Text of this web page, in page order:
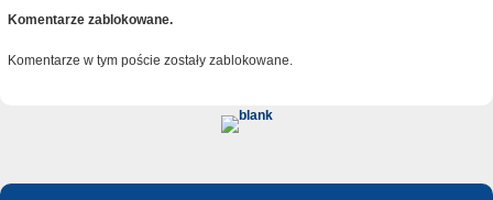
Komentarze zablokowane.
Komentarze w tym poście zostały zablokowane.